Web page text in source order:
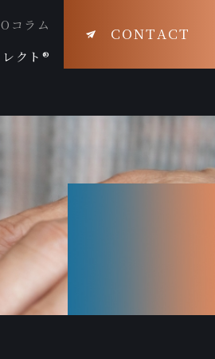
コラム
クト®
CONTACT